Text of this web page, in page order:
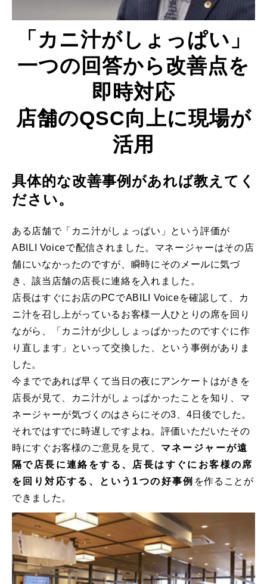
「カニ汁がしょっぱい」
一つの回答から改善点を
即時対応
店舗のQSC向上に現場が
活用
具体的な改善事例があれば教えてく
ださい。
ある店舗で「カニ汁がしょっぱい」という評価が
ABILI Voiceで配信されました。マネージャーはその店
舗にいなかったのですが、瞬時にそのメールに気づ
き、該当店舗の店⻑に連絡を入れました。
店⻑はすぐにお店のPCでABILI Voiceを確認して、カ
ニ汁を召し上がっているお客様一人ひとりの席を回り
ながら、「カニ汁が少ししょっぱかったのですぐに作
り直します」といって交換した、という事例がありま
した。
今までであれば早くて当日の夜にアンケートはがきを
店⻑が見て、カニ汁がしょっぱかったことを知り、マ
ネージャーが気づくのはさらにその3、4日後でした。
それではすでに時遅しですよね。評価いただいたその
時にすぐお客様のご意見を見て、 マネージャーが遠
隔で店⻑に連絡をする、店⻑はすぐにお客様の席
を回り対応する、という1つの好事例 を作ることが
できました。